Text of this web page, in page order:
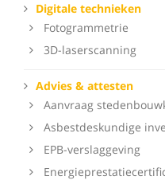
Digitale technieken
Fotogrammetrie
3D-laserscanning
Advies & attesten
Aanvraag
Asbestdeskundige
EPB-verslaggeving